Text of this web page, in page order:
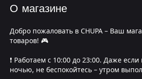
О магазине
Добро пожаловать в CHUPA – Ваш
товаров! 🎮
❗️ Работаем с 10:00 до 23:00. Даже
ночью, не беспокойтесь – утром